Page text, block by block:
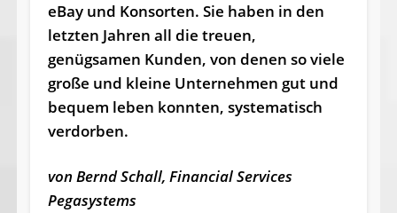
eBay und Konsorten. Sie haben in den
letzten Jahren all die treuen,
genügsamen Kunden, von denen so viele
große und kleine Unternehmen gut und
bequem leben konnten, systematisch
verdorben.
von Bernd Schall, Financial Services
Pegasystems